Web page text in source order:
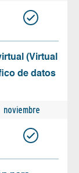
(Virtual
de datos
noviembre